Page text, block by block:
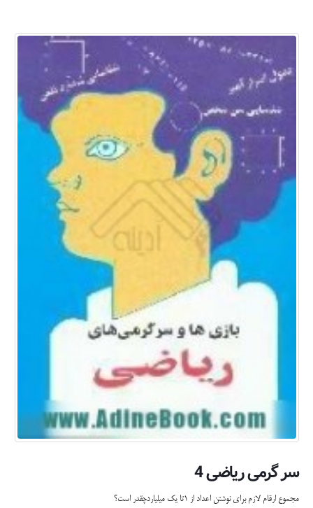
سر گرمی ریاضی 4
مجموع ارقام لازم برای نوشتن اعداد از 1تا یک میلیاردچقدر است؟